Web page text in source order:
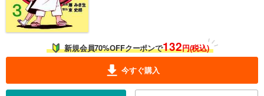
新規会員70%OFFクーポンで132円(税込)
今すぐ購入